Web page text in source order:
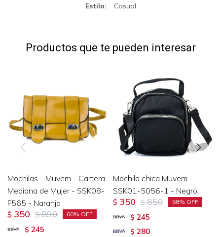
Estilo Casual
Productos que te pueden interesar
Mochilas - Muvem - Cartera
Mediana de Mujer - SSK08-
F565 - Naranja
$ 350 $ 890 60
$ 245
Mochila chica Muvem-
SSK01-5056-1 - Negro
$ 350 $ 850 58
$ 245
$ 280